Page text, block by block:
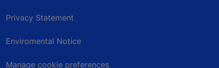
Privacy Statement
Enviromental Notice
Manage cookie preferences